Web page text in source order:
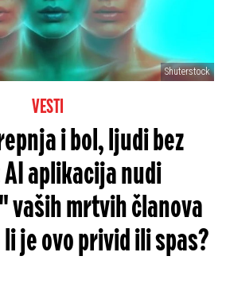
Shuterstock
VESTI
i bol, ljudi bez
aplikacija nudi
mrtvih članova
je ovo privid ili spas?